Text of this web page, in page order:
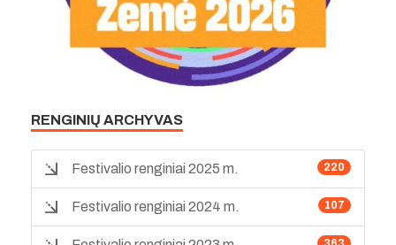
RENGINIŲ ARCHYVAS
220
Festivalio renginiai 2025 m.
107
Festivalio renginiai 2024 m.